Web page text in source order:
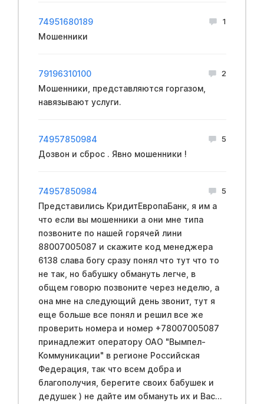
74951680189 1
Мошенники
79196310100 2
Мошенники, представляются горгазом,
навязывают услуги.
74957850984 5
Дозвон и сброс . Явно мошенники !
74957850984 5
Представились КридитЕвропаБанк, я им а
что если вы мошенники а они мне типа
позвоните по нашей горячей лини
88007005087 и скажите код менеджера
6138 слава богу сразу понял что тут что то
не так, но бабушку обмануть легче, в
общем говорю позвоните через неделю, а
она мне на следующий день звонит, тут я
еще больше все понял и решил все же
проверить номера и номер +78007005087
принадлежит оператору ОАО "Вымпел-
Коммуникации" в регионе Российская
Федерация, так что всем добра и
благополучия, берегите своих бабушек и
дедушек ) не дайте им обмануть их и Вас...